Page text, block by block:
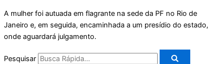
A mulher foi autuada em flagrante na sede da PF no Rio de
Janeiro e, em seguida, encaminhada a um presídio do estado,
onde aguardará julgamento.
Pesquisar